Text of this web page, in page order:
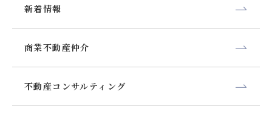
新着情報
商業不動産仲介
不動産コンサルティング